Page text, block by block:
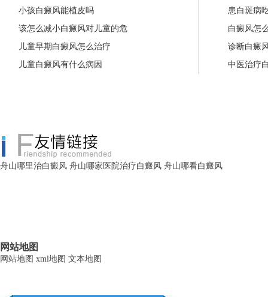
小孩白癜风能植皮吗
该怎么减小白癜风对儿童的危
儿童早期白癜风怎么治疗
儿童白癜风有什么病因
患白斑病
白癜风怎
诊断白癜
中医治疗
舟山哪里治白癜风 舟山哪家医院治疗白癜风 舟山哪看白癜风
网站地图
网站地图 xml地图 文本地图